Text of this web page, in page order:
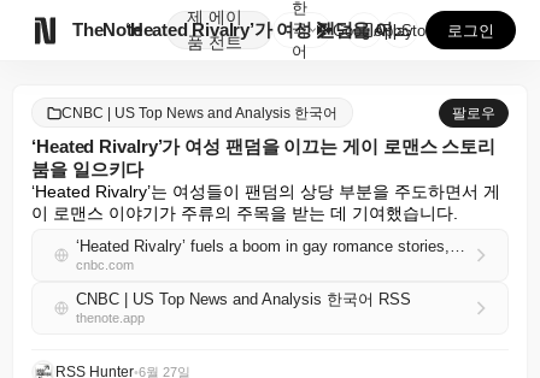
TheNote
제
품
에이
전트
‘Heated Rivalry’가 여성 팬덤을 이끄는 게...
한
국
어
GooglePlay
AppStore 로그인
CNBC | US Top News and Analysis 한국어 팔로우
‘Heated Rivalry’가 여성 팬덤을 이끄는 게이 로맨스 스토리
붐을 일으키다
‘Heated Rivalry’는 여성들이 팬덤의 상당 부분을 주도하면서 게
이 로맨스 이야기가 주류의 주목을 받는 데 기여했습니다.
‘Heated Rivalry’ fuels a boom in gay romance stories, with women leading the fandom
cnbc.com
CNBC | US Top News and Analysis 한국어 RSS
thenote.app
RSS Hunter•6월 27일